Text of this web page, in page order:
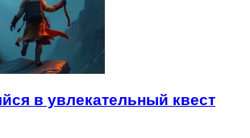
в увлекательный квест